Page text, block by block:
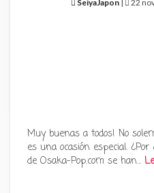
SeiyaJapon| 22
Muy buenas a todos! No
es una ocasión especial.
de Osaka-Pop.com se han…